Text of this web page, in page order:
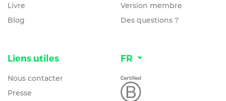
Livre
Blog
Version membre
Des questions ?
Liens utiles
Nous contacter
Presse
FR